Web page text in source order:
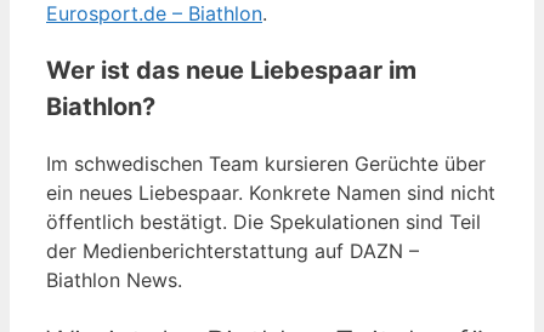
Eurosport.de – Biathlon.
Wer ist das neue Liebespaar im
Biathlon?
Im schwedischen Team kursieren Gerüchte über
ein neues Liebespaar. Konkrete Namen sind nicht
öffentlich bestätigt. Die Spekulationen sind Teil
der Medienberichterstattung auf DAZN –
Biathlon News.